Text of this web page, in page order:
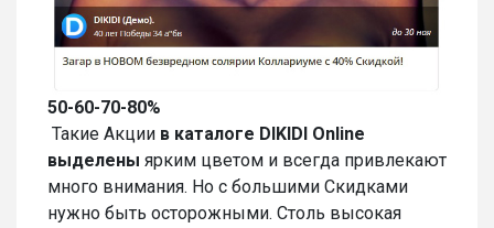
50-60-70-80%
Такие Акции в каталоге DIKIDI Online
выделены ярким цветом и всегда привлекают
много внимания. Но с большими Скидками
нужно быть осторожными. Столь высокая